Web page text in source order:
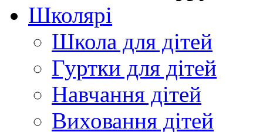
Школярі
Школа для дітей
Гуртки для дітей
Навчання дітей
Виховання дітей